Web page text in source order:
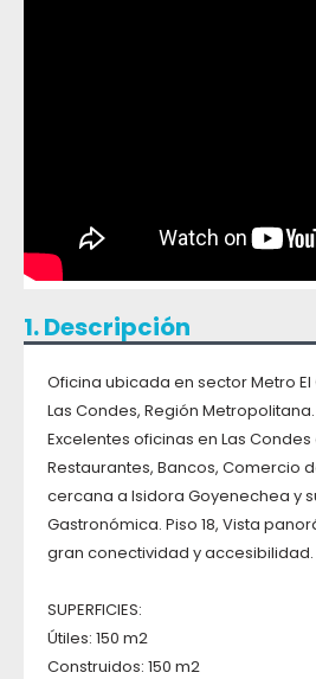
1. Descripción
Oficina ubicada en sector Metro
Las Condes, Región Metropolitana.
Excelentes oficinas en Las Condes
Restaurantes, Bancos, Comercio
cercana a Isidora Goyenechea y
Gastronómica. Piso 18, Vista
gran conectividad y accesibilidad.
SUPERFICIES:
Útiles: 150 m2
Construidos: 150 m2